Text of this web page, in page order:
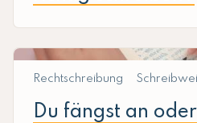
Rechtschreibung
Du fängst an